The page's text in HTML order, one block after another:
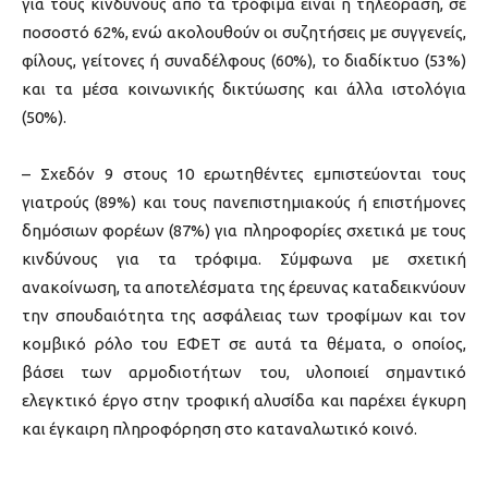
για τους κινδύνους από τα τρόφιμα είναι η τηλεόραση, σε
ποσοστό 62%, ενώ ακολουθούν οι συζητήσεις με συγγενείς,
φίλους, γείτονες ή συναδέλφους (60%), το διαδίκτυο (53%)
και τα μέσα κοινωνικής δικτύωσης και άλλα ιστολόγια
(50%).
– Σχεδόν 9 στους 10 ερωτηθέντες εμπιστεύονται τους
γιατρούς (89%) και τους πανεπιστημιακούς ή επιστήμονες
δημόσιων φορέων (87%) για πληροφορίες σχετικά με τους
κινδύνους για τα τρόφιμα. Σύμφωνα με σχετική
ανακοίνωση, τα αποτελέσματα της έρευνας καταδεικνύουν
την σπουδαιότητα της ασφάλειας των τροφίμων και τον
κομβικό ρόλο του ΕΦΕΤ σε αυτά τα θέματα, ο οποίος,
βάσει των αρμοδιοτήτων του, υλοποιεί σημαντικό
ελεγκτικό έργο στην τροφική αλυσίδα και παρέχει έγκυρη
και έγκαιρη πληροφόρηση στο καταναλωτικό κοινό.